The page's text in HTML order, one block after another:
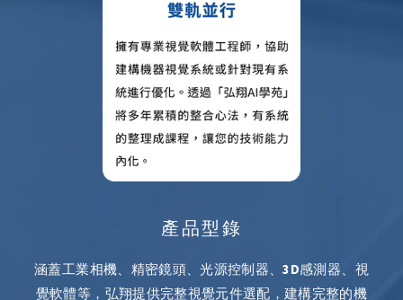
產品型錄
涵蓋工業相機、精密鏡頭、光源控制器、3D感測器、視
覺軟體等，弘翔提供完整視覺元件選配，建構完整的機